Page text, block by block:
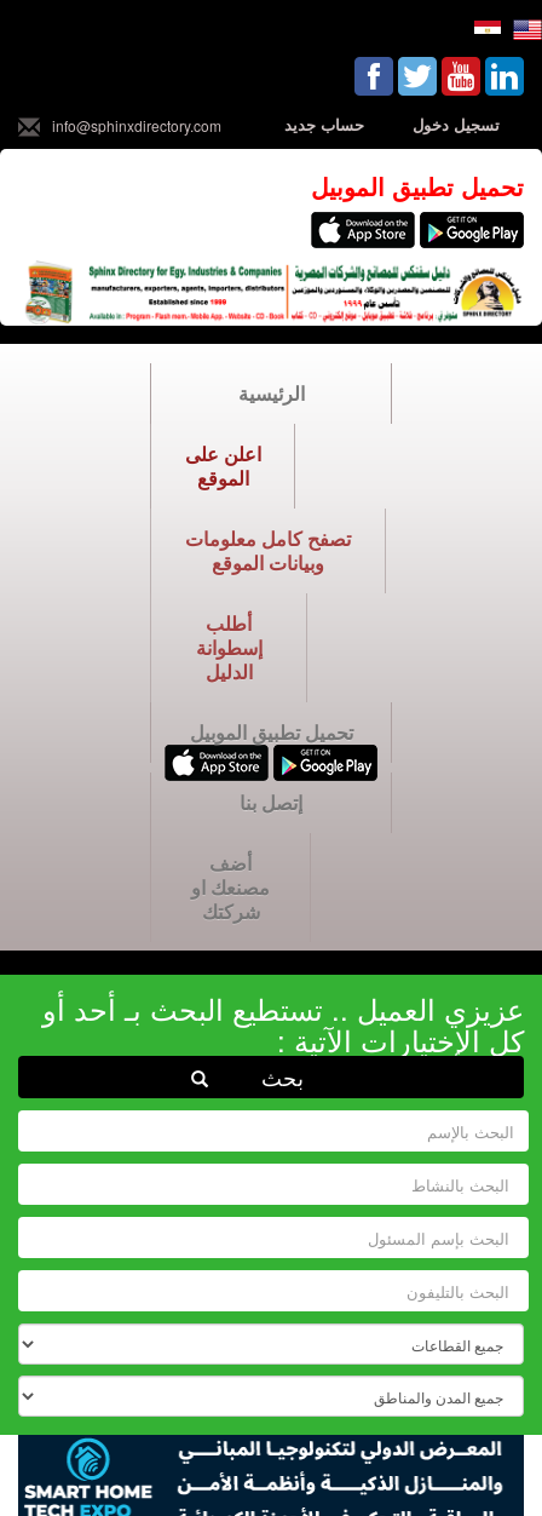
تسجيل دخول حساب جديد info@sphinxdirectory.com
تحميل تطبيق الموبيل
الرئيسية
اعلن على
الموقع
تصفح كامل معلومات
وبيانات الموقع
أطلب
إسطوانة
الدليل
تحميل تطبيق الموبيل
إتصل بنا
أضف
مصنعك او
شركتك
عزيزي العميل .. تستطيع البحث بـ أحد أو
كل الإختيارات الآتية :